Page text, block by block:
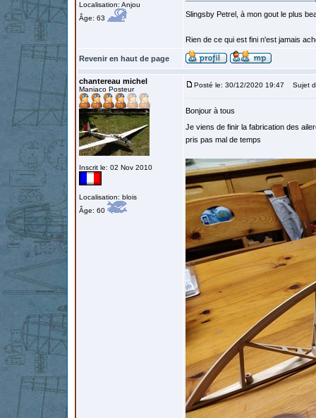
Localisation: Anjou
Âge: 63
Slingsby Petrel, à mon gout le plus
Rien de ce qui est fini n'est jamais
Revenir en haut de page
chantereau michel
Maniaco Posteur
Inscrit le: 02 Nov 2010
Localisation: blois
Âge: 60
Posté le: 30/12/2020 19:47 Sujet
Bonjour à tous
Je viens de finir la fabrication des
pris pas mal de temps